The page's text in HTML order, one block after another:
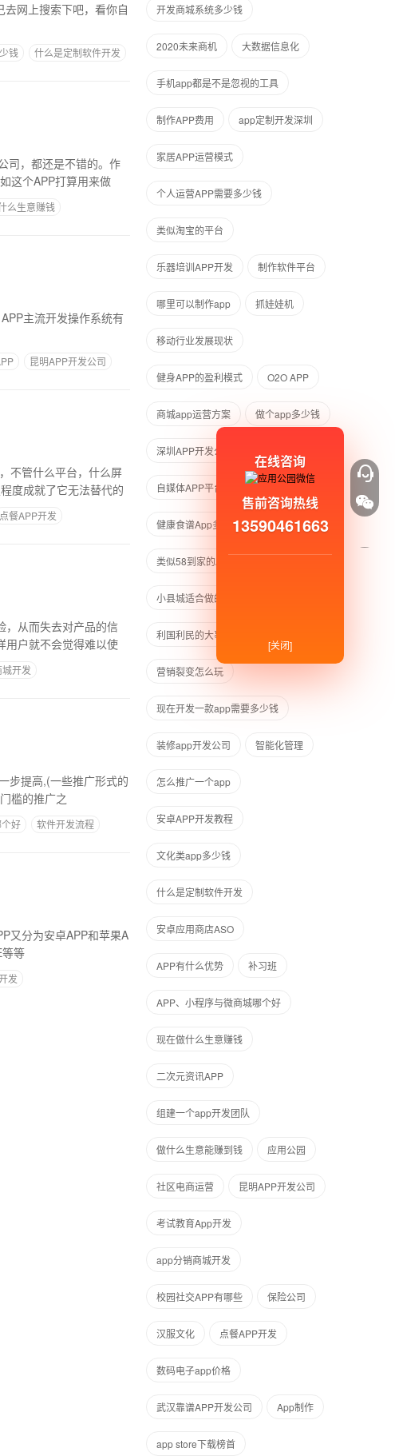
网上搜索下吧，看你自
钱 什么是定制软件开发
司，都还是不错的。作
这个APP打算用来做
么生意赚钱
主流开发操作系统有
昆明APP开发公司
不管什么平台，什么屏
度成就了它无法替代的
点餐APP开发
，从而失去对产品的信
户就不会觉得难以使
开发
步提高,(一些推广形式的
槛的推广之
好 软件开发流程
又分为安卓APP和苹果A
等
发
开发商城系统多少钱
2020未来商机 大数据信息化
手机app都是不是忽视的工具
制作APP费用 app定制开发深圳
家居APP运营模式
个人运营APP需要多少钱
类似淘宝的平台
乐器培训APP开发 制作软件平台
哪里可以制作app 抓娃娃机
移动行业发展现状
健身APP的盈利模式 O2O APP
商城app运营方案 做个app多少钱
深圳APP开发公司
自媒体APP平台
健康食谱App多少钱 组队开黑
类似58到家的APP
小县城适合做的生意
利国利民的大事
营销裂变怎么玩
现在开发一款app需要多少钱
装修app开发公司 智能化管理
怎么推广一个app
安卓APP开发教程
文化类app多少钱
什么是定制软件开发
安卓应用商店ASO
APP有什么优势 补习班
APP、小程序与微商城哪个好
现在做什么生意赚钱
二次元资讯APP
组建一个app开发团队
做什么生意能赚到钱 ​应用公园
社区电商运营 昆明APP开发公司
考试教育App开发
app分销商城开发
校园社交APP有哪些 保险公司
汉服文化 点餐APP开发
数码电子app价格
武汉靠谱APP开发公司 ​App制作
app store下载榜首
在线咨询
售前咨询热线
13590461663
[关闭]